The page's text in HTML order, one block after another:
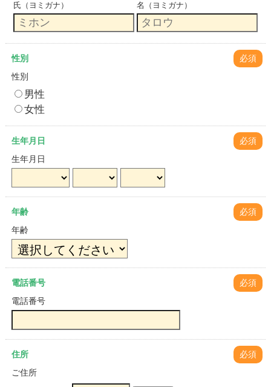
氏（ヨミガナ） 名（ヨミガナ）
性別
必須
性別
男性
女性
生年月日
必須
生年月日
年齢
必須
年齢
電話番号
必須
電話番号
住所
必須
ご住所